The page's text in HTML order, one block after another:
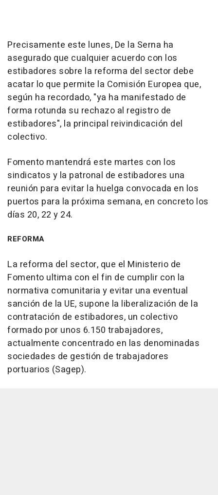
Precisamente este lunes, De la Serna ha
asegurado que cualquier acuerdo con los
estibadores sobre la reforma del sector debe
acatar lo que permite la Comisión Europea que,
según ha recordado, "ya ha manifestado de
forma rotunda su rechazo al registro de
estibadores", la principal reivindicación del
colectivo.
Fomento mantendrá este martes con los
sindicatos y la patronal de estibadores una
reunión para evitar la huelga convocada en los
puertos para la próxima semana, en concreto los
días 20, 22 y 24.
REFORMA
La reforma del sector, que el Ministerio de
Fomento ultima con el fin de cumplir con la
normativa comunitaria y evitar una eventual
sanción de la UE, supone la liberalización de la
contratación de estibadores, un colectivo
formado por unos 6.150 trabajadores,
actualmente concentrado en las denominadas
sociedades de gestión de trabajadores
portuarios (Sagep).